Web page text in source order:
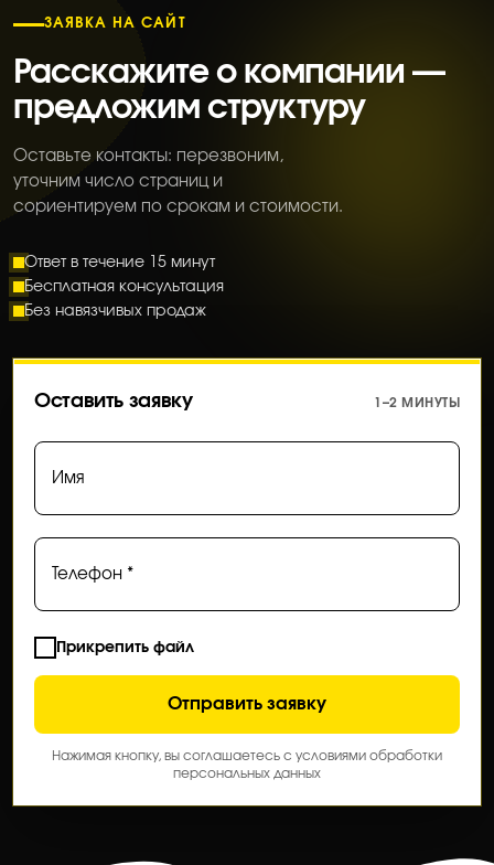
ЗАЯВКА НА САЙТ
Расскажите о компании —
предложим структуру
Оставьте контакты: перезвоним,
уточним число страниц и
сориентируем по срокам и стоимости.
Ответ в течение 15 минут
Бесплатная консультация
Без навязчивых продаж
Оставить заявку 1–2 МИНУТЫ
Имя
Телефон *
Прикрепить файл
Отправить заявку
Нажимая кнопку, вы соглашаетесь с условиями обработки
персональных данных